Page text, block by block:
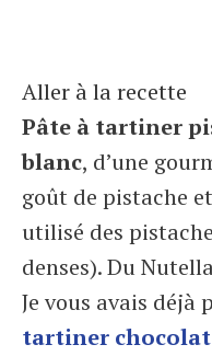
Aller à la recette
Pâte à tartiner
blanc, d’une
goût de pistache
utilisé des
denses). Du
Je vous avais déjà
tartiner chocolat